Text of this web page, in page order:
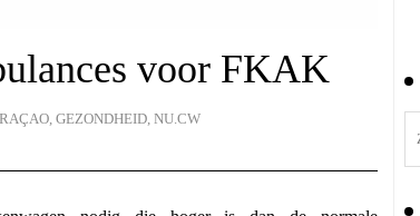
voor FKAK
,GEZONDHEID,NU.CW